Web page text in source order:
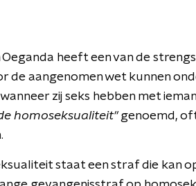
Oeganda heeft een van de
de aangenomen wet kunnen
zij seks hebben met
homoseksualiteit"genoemd,
staat een straf die kan